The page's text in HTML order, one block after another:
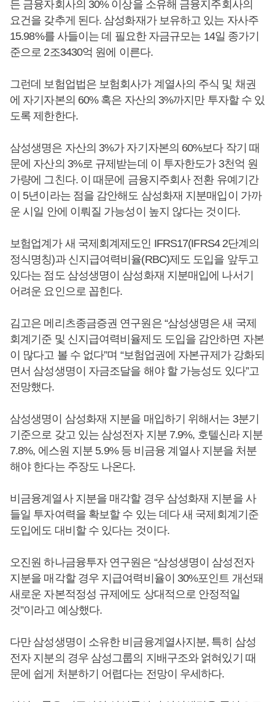
든 금융자회사의 30% 이상을 소유해 금융지주회사의
요건을 갖추게 된다. 삼성화재가 보유하고 있는 자사주
15.98%를 사들이는 데 필요한 자금규모는 14일 종가기
준으로 2조3430억 원에 이른다.
그런데 보험업법은 보험회사가 계열사의 주식 및 채권
에 자기자본의 60% 혹은 자산의 3%까지만 투자할 수 있
도록 제한한다.
삼성생명은 자산의 3%가 자기자본의 60%보다 작기 때
문에 자산의 3%로 규제받는데 이 투자한도가 3천억 원
가량에 그친다. 이 때문에 금융지주회사 전환 유예기간
이 5년이라는 점을 감안해도 삼성화재 지분매입이 가까
운 시일 안에 이뤄질 가능성이 높지 않다는 것이다.
보험업계가 새 국제회계제도인 IFRS17(IFRS4 2단계의
정식명칭)과 신지급여력비율(RBC)제도 도입을 앞두고
있다는 점도 삼성생명이 삼성화재 지분매입에 나서기
어려운 요인으로 꼽힌다.
김고은 메리츠종금증권 연구원은 “삼성생명은 새 국제
회계기준 및 신지급여력비율제도 도입을 감안하면 자본
이 많다고 볼 수 없다”며 “보험업권에 자본규제가 강화되
면서 삼성생명이 자금조달을 해야 할 가능성도 있다”고
전망했다.
삼성생명이 삼성화재 지분을 매입하기 위해서는 3분기
기준으로 갖고 있는 삼성전자 지분 7.9%, 호텔신라 지분
7.8%, 에스원 지분 5.9% 등 비금융 계열사 지분을 처분
해야 한다는 주장도 나온다.
비금융계열사 지분을 매각할 경우 삼성화재 지분을 사
들일 투자여력을 확보할 수 있는 데다 새 국제회계기준
도입에도 대비할 수 있다는 것이다.
오진원 하나금융투자 연구원은 “삼성생명이 삼성전자
지분을 매각할 경우 지급여력비율이 30%포인트 개선돼
새로운 자본적정성 규제에도 상대적으로 안정적일
것”이라고 예상했다.
다만 삼성생명이 소유한 비금융계열사지분, 특히 삼성
전자 지분의 경우 삼성그룹의 지배구조와 얽혀있기 때
문에 쉽게 처분하기 어렵다는 전망이 우세하다.